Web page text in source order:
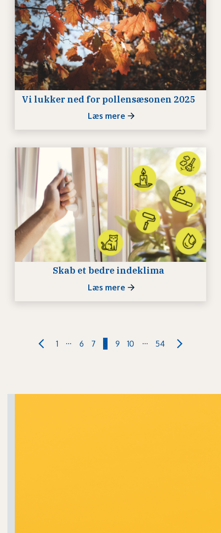
Vi lukker ned for pollensæsonen 2025
Læs mere
Skab et bedre indeklima
Læs mere
1 ... 6 7 8 9 10 ... 54